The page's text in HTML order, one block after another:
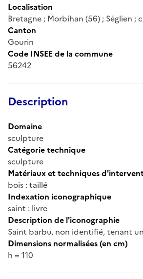
Localisation
Bretagne ; Morbihan (56) ; Séglien ;
Canton
Gourin
Code INSEE de la commune
56242
Description
Domaine
sculpture
Catégorie technique
sculpture
Matériaux et techniques
bois : taillé
Indexation iconographique
saint : livre
Description de l'iconographie
Saint barbu, non identifié, tenant
Dimensions normalisées (en cm)
h = 110